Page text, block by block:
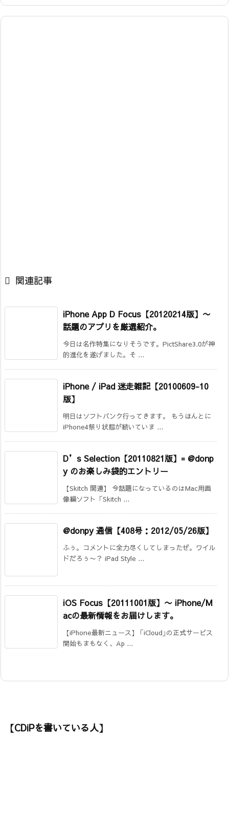
 関連記事
iPhone App D Focus【20120214版】〜
話題のアプリを厳選紹介。
今日は名作特集になりそうです。PictShare3.0が神
的進化を遂げました。そ ...
iPhone / iPad 迷走雑記【20100609-10
版】
明日はソフトバンク行ってきます。 もうほんとに
iPhone4祭り状態が続いていま ...
D’s Selection【20110821版】= @donp
y のお楽しみ袋的エントリー
【Skitch 関連】 今話題になっているのはMac用画
像編ソフト「Skitch ...
@donpy 通信【408号：2012/05/26版】
ふぅ。コメントに全力尽くしてしまったぜ。ワイル
ドだろぅ〜？ iPad Style ...
iOS Focus【20111001版】 〜 iPhone/M
acの最新情報をお届けします。
【iPhone最新ニュース】 ｢iCloud｣の正式サービス
開始もまもなく、Ap ...
【CDiPを書いている人】